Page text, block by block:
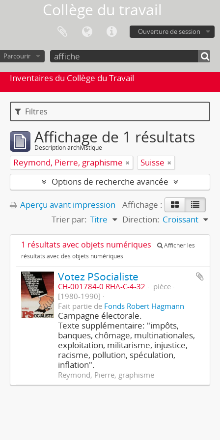
Collège du travail
Ouverture de session
Parcourir
Inventaires du Collège du Travail
Filtres
Affichage de 1 résultats
Description archivistique
Reymond, Pierre, graphisme
Suisse
Options de recherche avancée
Aperçu avant impression
Affichage :
Trier par: Titre Direction: Croissant
1 résultats avec objets numériques
Afficher les
résultats avec des objets numériques
Votez PSocialiste
CH-001784-0 RHA-C-4-32
pièce
[1980-1990]
Fait partie de Fonds Robert Hagmann
Campagne électorale.
Texte supplémentaire: "impôts,
banques, chômage, multinationales,
exploitation, militarisme, injustice,
racisme, pollution, spéculation,
inflation".
Reymond, Pierre, graphisme